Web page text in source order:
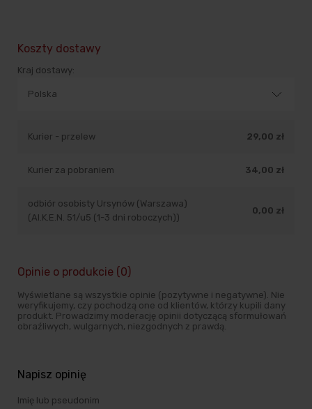
Koszty dostawy
Kraj dostawy:
Kurier - przelew 29,00 zł
Kurier za pobraniem 34,00 zł
odbiór osobisty Ursynów (Warszawa)
(Al.K.E.N. 51/u5 (1-3 dni roboczych))
0,00 zł
Opinie o produkcie (0)
Wyświetlane są wszystkie opinie (pozytywne i negatywne). Nie
weryfikujemy, czy pochodzą one od klientów, którzy kupili dany
produkt. Prowadzimy moderację opinii dotyczącą sformułowań
obraźliwych, wulgarnych, niezgodnych z prawdą.
Napisz opinię
Imię lub pseudonim